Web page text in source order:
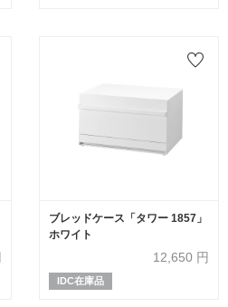
ブレッドケース「タワー 1857」
ホワイト
12,650 円
IDC在庫品